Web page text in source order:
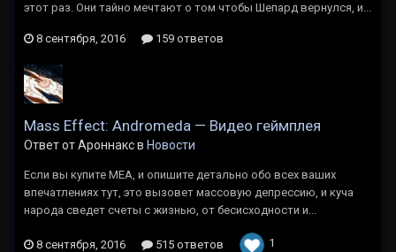
этот раз. Они тайно мечтают о том чтобы Шепард вернулся, и...
8 сентября, 2016 159 ответов
Mass Effect: Andromeda — Видео геймплея
Ответ от Ароннакс в Новости
Если вы купите МЕА, и опишите детально обо всех ваших
впечатлениях тут, это вызовет массовую депрессию, и куча
народа сведет счеты с жизнью, от бесисходности и...
8 сентября, 2016 515 ответов 1